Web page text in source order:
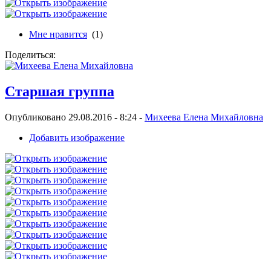
Мне нравится (1)
Поделиться:
Старшая группа
Опубликовано 29.08.2016 - 8:24 - Михеева Елена Михайловна
Добавить изображение